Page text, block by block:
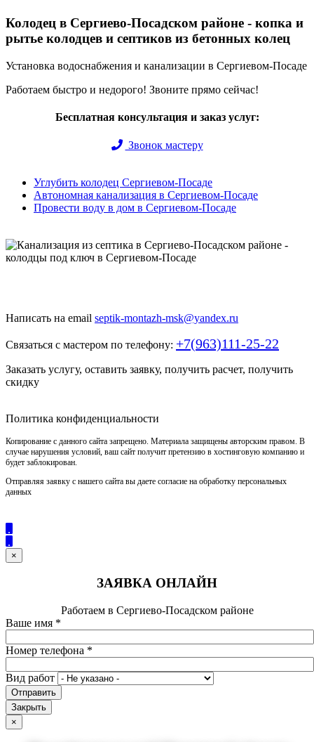
Колодец в Сергиево-Посадском районе - копка и
рытье колодцев и септиков из бетонных колец
Установка водоснабжения и канализации в Сергиевом-Посаде
Работаем быстро и недорого! Звоните прямо сейчас!
Бесплатная консультация и заказ услуг:
Звонок мастеру
Углубить колодец Сергиевом-Посаде
Автономная канализация в Сергиевом-Посаде
Провести воду в дом в Сергиевом-Посаде
Написать на email septik-montazh-msk@yandex.ru
Связаться с мастером по телефону: +7(963)111-25-22
Заказать услугу, оставить заявку, получить расчет, получить
скидку
Политика конфиденциальности
Копирование с данного сайта запрещено. Материала защищены авторским правом. В
случае нарушения условий, ваш сайт получит претензию в хостинговую компанию и
будет заблокирован.
Отправляя заявку с нашего сайта вы даете согласие на обработку персональных
данных
×
ЗАЯВКА ОНЛАЙН
Работаем в Сергиево-Посадском районе
Ваше имя *
Номер телефона *
Вид работ
Отправить
Закрыть
×